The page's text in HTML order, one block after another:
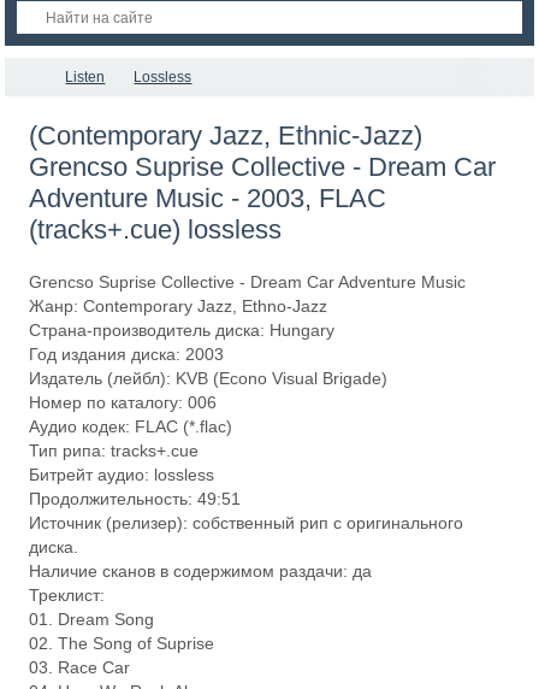
Listen Lossless
(Contemporary Jazz, Ethnic-Jazz)
Grencso Suprise Collective - Dream Car
Adventure Music - 2003, FLAC
(tracks+.cue) lossless
Grencso Suprise Collective - Dream Car Adventure Music
Жанр: Contemporary Jazz, Ethno-Jazz
Страна-производитель диска: Hungary
Год издания диска: 2003
Издатель (лейбл): KVB (Econo Visual Brigade)
Номер по каталогу: 006
Аудио кодек: FLAC (*.flac)
Тип рипа: tracks+.cue
Битрейт аудио: lossless
Продолжительность: 49:51
Источник (релизер): собственный рип с оригинального
диска.
Наличие сканов в содержимом раздачи: да
Треклист:
01. Dream Song
02. The Song of Suprise
03. Race Car